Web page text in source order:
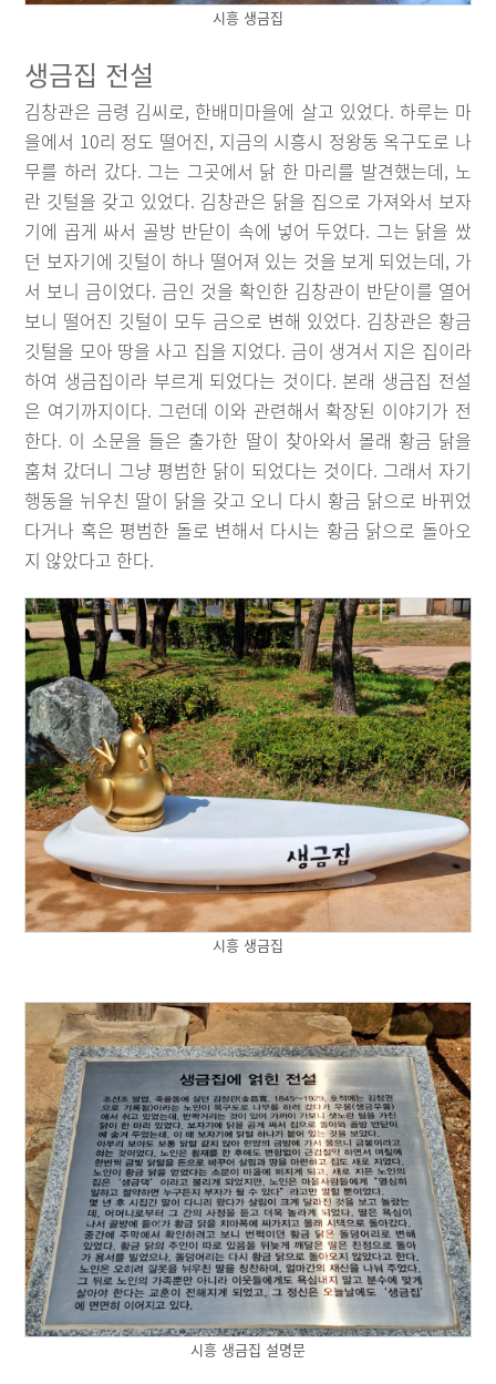
시흥 생금집
생금집 전설
김창관은 금령 김씨로, 한배미마을에 살고 있었다. 하루는 마
을에서 10리 정도 떨어진, 지금의 시흥시 정왕동 옥구도로 나
무를 하러 갔다. 그는 그곳에서 닭 한 마리를 발견했는데, 노
란 깃털을 갖고 있었다. 김창관은 닭을 집으로 가져와서 보자
기에 곱게 싸서 골방 반닫이 속에 넣어 두었다. 그는 닭을 쌌
던 보자기에 깃털이 하나 떨어져 있는 것을 보게 되었는데, 가
서 보니 금이었다. 금인 것을 확인한 김창관이 반닫이를 열어
보니 떨어진 깃털이 모두 금으로 변해 있었다. 김창관은 황금
깃털을 모아 땅을 사고 집을 지었다. 금이 생겨서 지은 집이라
하여 생금집이라 부르게 되었다는 것이다. 본래 생금집 전설
은 여기까지이다. 그런데 이와 관련해서 확장된 이야기가 전
한다. 이 소문을 들은 출가한 딸이 찾아와서 몰래 황금 닭을
훔쳐 갔더니 그냥 평범한 닭이 되었다는 것이다. 그래서 자기
행동을 뉘우친 딸이 닭을 갖고 오니 다시 황금 닭으로 바뀌었
다거나 혹은 평범한 돌로 변해서 다시는 황금 닭으로 돌아오
지 않았다고 한다.
시흥 생금집
시흥 생금집 설명문